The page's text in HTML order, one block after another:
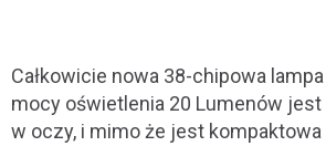
Całkowicie nowa 38-chipowa
mocy oświetlenia 20 Lumenów jest
w oczy, i mimo że jest